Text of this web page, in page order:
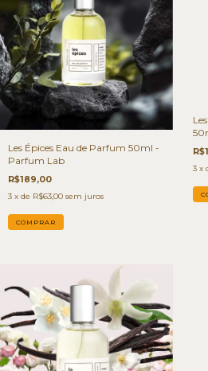
Les Épices Eau de Parfum 50ml -
Parfum Lab
R$189,00
3 x de R$63,00 sem juros
3 x